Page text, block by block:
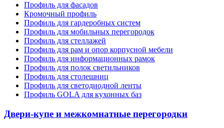
Профиль для фасадов
Кромочный профиль
Профиль для гардеробных систем
Профиль для мобильных перегородок
Профиль для стеллажей
Профиль для рам и опор корпусной мебели
Профиль для информационных рамок
Профиль для полок светильников
Профиль для столешниц
Профиль для светодиодной ленты
Профиль GOLA для кухонных баз
Двери-купе и межкомнатные перегородки